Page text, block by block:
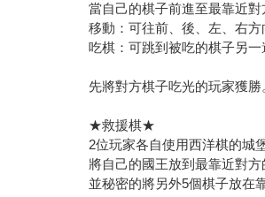
當自己的棋子前進至最靠近對
移動：可往前、後、左、右方
吃棋：可跳到被吃的棋子另一
先將對方棋子吃光的玩家獲勝
★救援棋★
2位玩家各自使用西洋棋的城
將自己的國王放到最靠近對方
並秘密的將另外5個棋子放在